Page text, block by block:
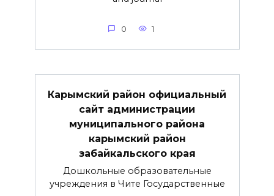
0 1
Карымский район официальный
сайт администрации
муниципального района
карымский район
забайкальского края
Дошкольные образовательные
учреждения в Чите Государственные